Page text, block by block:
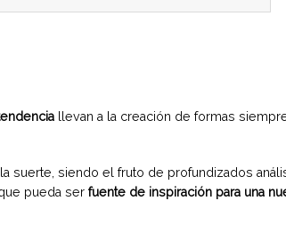
llevan a la creación de formas
la suerte, siendo el fruto de profundizados
pueda ser fuente de inspiración para una